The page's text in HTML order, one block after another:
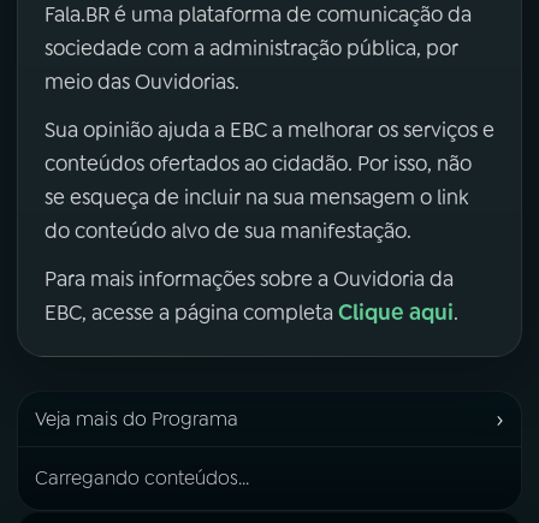
Fala.BR é uma plataforma de comunicação da
sociedade com a administração pública, por
meio das Ouvidorias.
Sua opinião ajuda a EBC a melhorar os serviços e
conteúdos ofertados ao cidadão. Por isso, não
se esqueça de incluir na sua mensagem o link
do conteúdo alvo de sua manifestação.
Para mais informações sobre a Ouvidoria da
EBC, acesse a página completa Clique aqui.
Veja mais do Programa ›
Carregando conteúdos...